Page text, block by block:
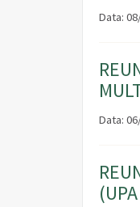
Data:
Data: